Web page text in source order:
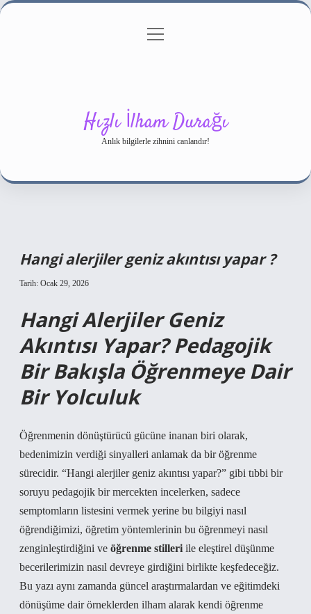
Gizlilik Politikası
menüyü
Hızlı İlham Durağı
Anlık bilgilerle zihnini canlandır!
Hangi alerjiler geniz akıntısı yapar ?
Tarih: Ocak 29, 2026
Hangi Alerjiler Geniz
Akıntısı Yapar? Pedagojik
Bir Bakışla Öğrenmeye Dair
Bir Yolculuk
Öğrenmenin dönüştürücü gücüne inanan biri olarak,
bedenimizin verdiği sinyalleri anlamak da bir öğrenme
sürecidir. “Hangi alerjiler geniz akıntısı yapar?” gibi tıbbi bir
soruyu pedagojik bir mercekten incelerken, sadece
semptomların listesini vermek yerine bu bilgiyi nasıl
öğrendiğimizi, öğretim yöntemlerinin bu öğrenmeyi nasıl
zenginleştirdiğini ve öğrenme stilleri ile eleştirel düşünme
becerilerimizin nasıl devreye girdiğini birlikte keşfedeceğiz.
Bu yazı aynı zamanda güncel araştırmalardan ve eğitimdeki
dönüşüme dair örneklerden ilham alarak kendi öğrenme